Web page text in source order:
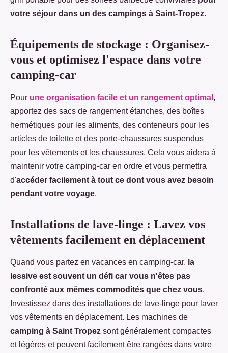
votre séjour dans un des campings à Saint-Tropez.
Équipements de stockage : Organisez-
vous et optimisez l'espace dans votre
camping-car
Pour une organisation facile et un rangement optimal ,
apportez des sacs de rangement étanches, des boîtes
hermétiques pour les aliments, des conteneurs pour les
articles de toilette et des porte-chaussures suspendus
pour les vêtements et les chaussures. Cela vous aidera à
maintenir votre camping-car en ordre et vous permettra
d'accéder facilement à tout ce dont vous avez besoin
pendant votre voyage.
Installations de lave-linge : Lavez vos
vêtements facilement en déplacement
Quand vous partez en vacances en camping-car, la
lessive est souvent un défi car vous n'êtes pas
confronté aux mêmes commodités que chez vous.
Investissez dans des installations de lave-linge pour laver
vos vêtements en déplacement. Les machines de
camping à Saint Tropez sont généralement compactes
et légères et peuvent facilement être rangées dans votre